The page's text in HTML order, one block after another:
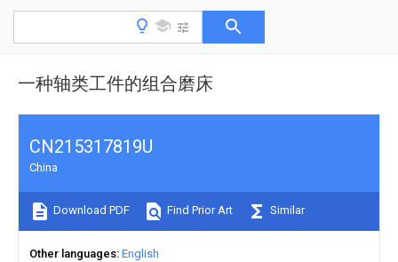
一种轴类工件的组合磨床
CN215317819U
China
Download PDF Find Prior Art Similar
Other languages English